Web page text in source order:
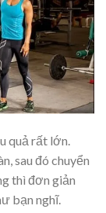
quả rất lớn.
sau đó chuyển
thì đơn giản
bạn nghĩ.